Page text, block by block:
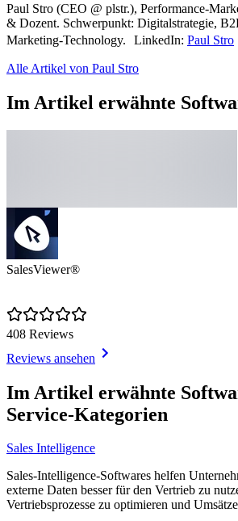
Paul Stro (CEO @ plstr.), Performance-
& Dozent. Schwerpunkt: Digitalstrategie,
Marketing-Technology. LinkedIn: Paul Stro
Alle Artikel von Paul Stro
Im Artikel erwähnte
SalesViewer®
408 Reviews
Reviews ansehen
1
of
5
Im Artikel erwähnte
Service-Kategorien
Sales Intelligence
Sales-Intelligence-Softwares helfen
externe Daten besser für den Vertrieb zu
Vertriebsprozesse zu optimieren und